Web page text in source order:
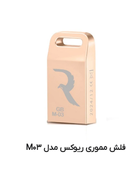
فلش مموری ریوکس مدل M03